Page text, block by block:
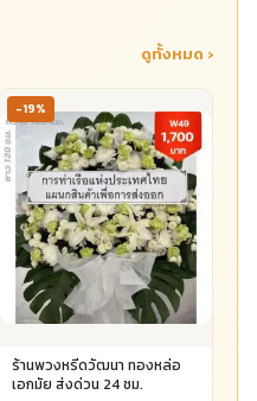
ดูทั้งหมด ›
-19%
ร้านพวงหรีดวัฒนา ทองหล่อ
เอกมัย ส่งด่วน 24 ชม.